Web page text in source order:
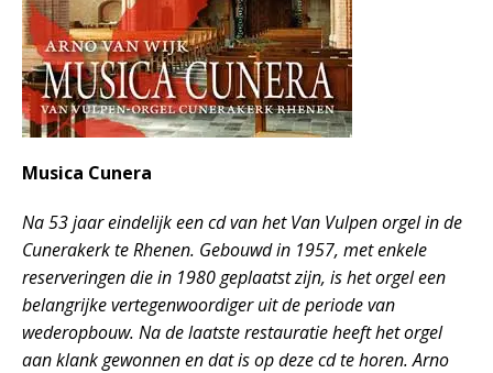
Musica Cunera
Na 53 jaar eindelijk een cd van het Van Vulpen orgel in de
Cunerakerk te Rhenen. Gebouwd in 1957, met enkele
reserveringen die in 1980 geplaatst zijn, is het orgel een
belangrijke vertegenwoordiger uit de periode van
wederopbouw. Na de laatste restauratie heeft het orgel
aan klank gewonnen en dat is op deze cd te horen. Arno